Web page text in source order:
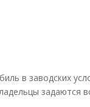
в заводских
задаются